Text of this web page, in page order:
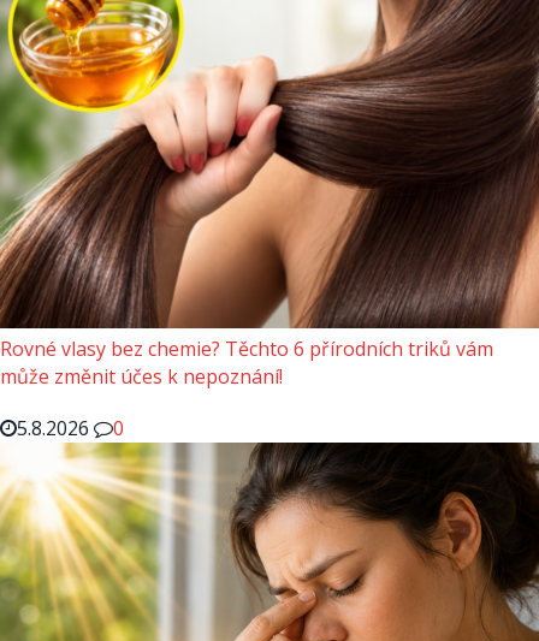
Rovné vlasy bez chemie? Těchto 6 přírodních triků vám
může změnit účes k nepoznání!
5.8.2026
0